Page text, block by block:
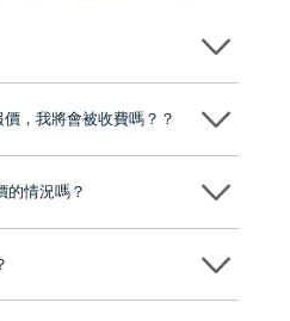
，是諾貝爾種植系統全球放心植牙中
的顧客，受到粵港澳大灣區及周邊城
題都可以隨時預約免費咨詢，讓人十
，我將會被收費嗎？？
的情況嗎？
算收取費用，而匯率會及時告知客人